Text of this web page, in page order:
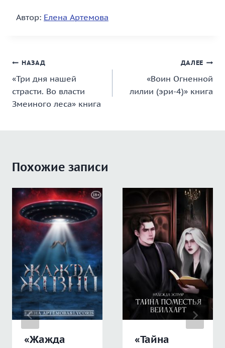
Автор: Елена Артемова
Навигация
по
записям
НАЗАД
«Три дня нашей
страсти. Во власти
Змеиного леса» книга
ДАЛЕЕ
«Воин Огненной
лилии (эри-4)» книга
Похожие записи
«Жажда
«Тайна